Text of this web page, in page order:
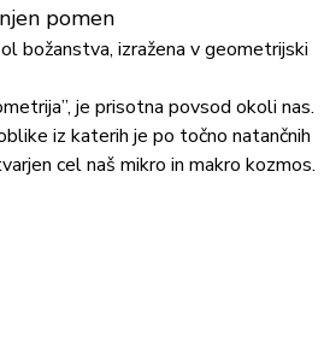
pomen
božanstva, izražena v geometrijski
je prisotna povsod okoli nas.
iz katerih je po točno natančnih
cel naš mikro in makro kozmos.